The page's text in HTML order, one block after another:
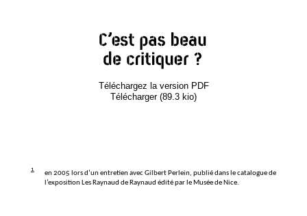
Téléchargez la version PDF
Télécharger (89.3 kio)
1
en 2005 lors d’un entretien avec Gilbert Perlein, publié dans le catalogue de
l’exposition Les Raynaud de Raynaud édité par le Musée de Nice.